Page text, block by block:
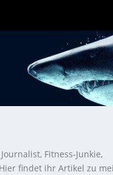
Fitness-Junkie,
findet ihr Artikel zu